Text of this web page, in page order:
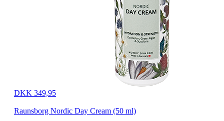
DKK 349,95
Raunsborg Nordic Day Cream (50 ml)